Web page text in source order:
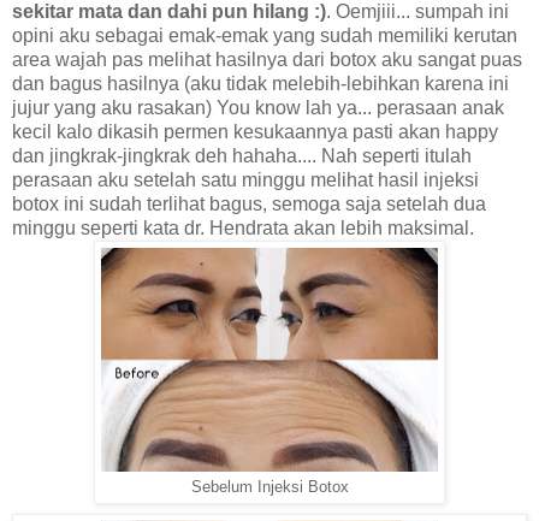
sekitar mata dan dahi pun hilang :). Oemjiii... sumpah ini
opini aku sebagai emak-emak yang sudah memiliki kerutan
area wajah pas melihat hasilnya dari botox aku sangat puas
dan bagus hasilnya (aku tidak melebih-lebihkan karena ini
jujur yang aku rasakan) You know lah ya... perasaan anak
kecil kalo dikasih permen kesukaannya pasti akan happy
dan jingkrak-jingkrak deh hahaha.... Nah seperti itulah
perasaan aku setelah satu minggu melihat hasil injeksi
botox ini sudah terlihat bagus, semoga saja setelah dua
minggu seperti kata dr. Hendrata akan lebih maksimal.
Sebelum Injeksi Botox